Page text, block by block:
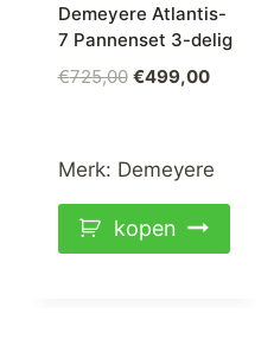
Demeyere Atlantis-
7 Pannenset 3-delig
€725,00 Oorspronkelijke
€725,00.
€499,00Huidige
€499,00.
Merk: Demeyere
kopen